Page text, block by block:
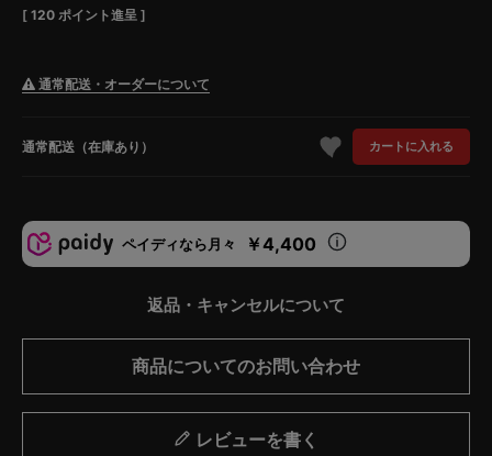
[ 120 ポイント進呈 ]
通常配送・オーダーについて
通常配送（在庫あり） カートに入れる
ペイディなら月々 ￥4,400
返品・キャンセルについて
商品についてのお問い合わせ
レビューを書く